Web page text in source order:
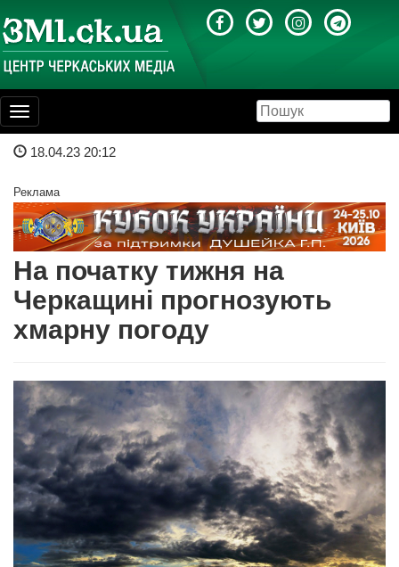
Toggle
navigation
18.04.23 20:12
Реклама
На початку тижня на
Черкащині прогнозують
хмарну погоду